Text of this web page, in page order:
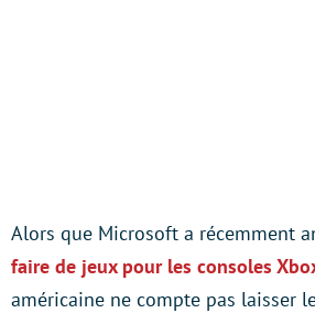
Alors que Microsoft a récemment
faire de jeux pour les consoles
américaine ne compte pas laisser